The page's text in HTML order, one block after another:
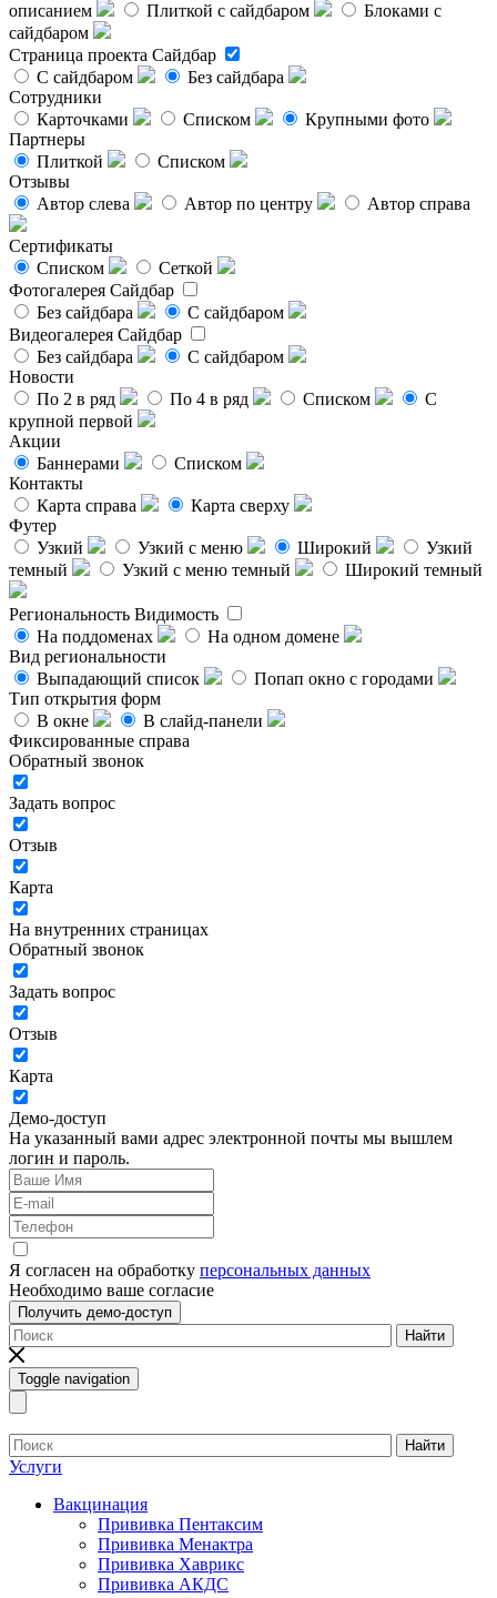
описанием
Плиткой с сайдбаром
Блоками с
сайдбаром
Страница проекта Сайдбар
С сайдбаром
Без сайдбара
Сотрудники
Карточками
Списком
Крупными фото
Партнеры
Плиткой
Списком
Отзывы
Автор слева
Автор по центру Автор справа
Сертификаты
Списком
Сеткой
Фотогалерея Сайдбар
Без сайдбара
С сайдбаром
Видеогалерея Сайдбар
Без сайдбара
С сайдбаром
Новости
По 2 в ряд
По 4 в ряд Списком
С
крупной первой
Акции
Баннерами
Списком
Контакты
Карта справа
Карта сверху
Футер
Узкий
Узкий с меню Широкий
Узкий
темный
Узкий с меню темный Широкий темный
Региональность Видимость
На поддоменах
На одном домене
Вид региональности
Выпадающий список
Попап окно с городами
Тип открытия форм
В окне
В слайд-панели
Фиксированные справа
Обратный звонок
Задать вопрос
Отзыв
Карта
На внутренних страницах
Обратный звонок
Задать вопрос
Отзыв
Карта
Демо-доступ
На указанный вами адрес электронной почты мы вышлем
логин и пароль.
Я согласен на обработку персональных данных
Необходимо ваше согласие
Получить демо-доступ
Найти
Toggle navigation
Найти
Услуги
Вакцинация
Прививка Пентаксим
Прививка Менактра
Прививка Хаврикс
Прививка АКДС